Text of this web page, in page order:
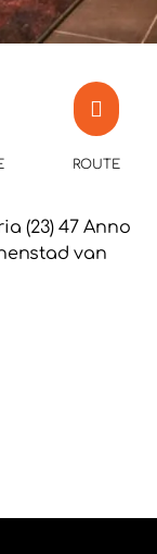
ROUTE
(23) 47 Anno
van